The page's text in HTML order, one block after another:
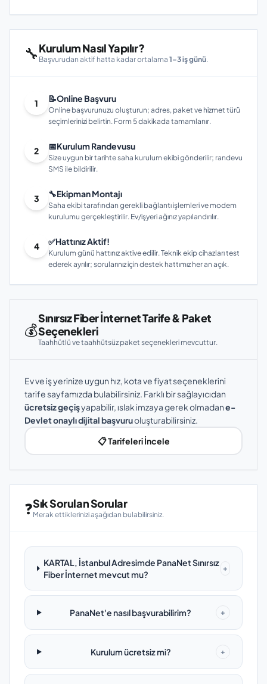
🔧Kurulum Nasıl Yapılır?
Başvurudan aktif hatta kadar ortalama 1–3 iş günü.
1 📝Online Başvuru
Online başvurunuzu oluşturun; adres, paket ve hizmet türü
seçimlerinizi belirtin. Form 5 dakikada tamamlanır.
2 📅Kurulum Randevusu
Size uygun bir tarihte saha kurulum ekibi gönderilir; randevu
SMS ile bildirilir.
3 🔧Ekipman Montajı
Saha ekibi tarafından gerekli bağlantı işlemleri ve modem
kurulumu gerçekleştirilir. Ev/işyeri ağınız yapılandırılır.
4 ✅Hattınız Aktif!
Kurulum günü hattınız aktive edilir. Teknik ekip cihazları test
ederek ayrılır; sorularınız için destek hattımız her an açık.
💰
Sınırsız Fiber İnternet Tarife & Paket
Seçenekleri
Taahhütlü ve taahhütsüz paket seçenekleri mevcuttur.
Ev ve iş yerinize uygun hız, kota ve fiyat seçeneklerini
tarife sayfamızda bulabilirsiniz. Farklı bir sağlayıcıdan
ücretsiz geçişyapabilir, ıslak imzaya gerek olmadane-
Devlet onaylı dijital başvuruoluşturabilirsiniz.
📋 Tarifeleri İncele
❓Sık Sorulan Sorular
Merak ettiklerinizi aşağıdan bulabilirsiniz.
KARTAL, İstanbul Adresimde PanaNet Sınırsız
Fiber İnternet mevcut mu?
+
PanaNet'e nasıl başvurabilirim? +
Kurulum ücretsiz mi? +